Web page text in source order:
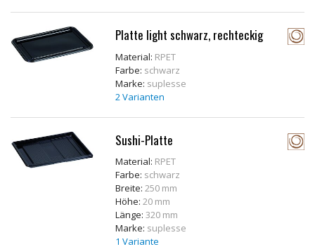
Platte light schwarz, rechteckig
Material: RPET
Farbe: schwarz
Marke: suplesse
2 Varianten
Sushi-Platte
Material: RPET
Farbe: schwarz
Breite:250 mm
Höhe:20 mm
Länge:320 mm
Marke: suplesse
1 Variante